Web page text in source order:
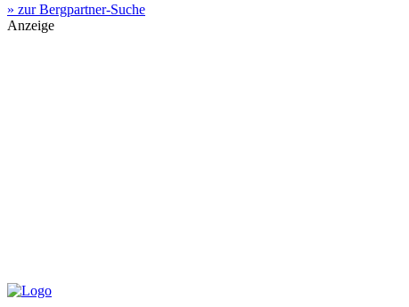
» zur Bergpartner-Suche
Anzeige